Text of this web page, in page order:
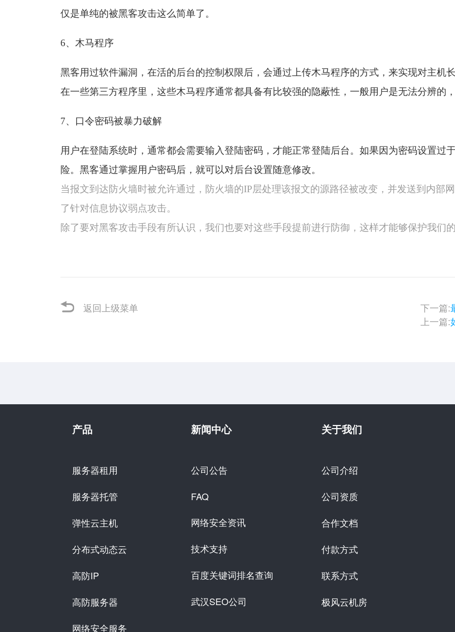
仅是单纯的被黑客攻击这么简单了。
6、木马程序
黑客用过软件漏洞，在活的后台的控制权限后，会通过上传木马程序的方式，来实现对主机
在一些第三方程序里，这些木马程序通常都具备有比较强的隐蔽性，一般用户是无法分辨的
7、口令密码被暴力破解
用户在登陆系统时，通常都会需要输入登陆密码，才能正常登陆后台。如果因为密码设置过
险。黑客通过掌握用户密码后，就可以对后台设置随意修改。
当报文到达防火墙时被允许通过，防火墙的IP层处理该报文的源路径被改变，并发送到内部
了针对信息协议弱点攻击。
除了要对黑客攻击手段有所认识，我们也要对这些手段提前进行防御，这样才能够保护我们
返回上级菜单 下一篇:
上一篇:
产品
服务器租用
服务器托管
弹性云主机
分布式动态云
高防IP
高防服务器
网络安全服务
新闻中心
公司公告
FAQ
网络安全资讯
技术支持
百度关键词排名查询
武汉SEO公司
关于我们
公司介绍
公司资质
合作文档
付款方式
联系方式
极风云机房